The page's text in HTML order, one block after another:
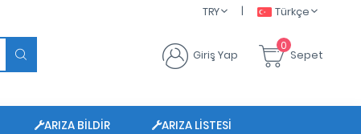
Türkçe
|
TRY
Giriş Yap
0
Sepet
ARIZA BILDIR ARIZA LISTESI